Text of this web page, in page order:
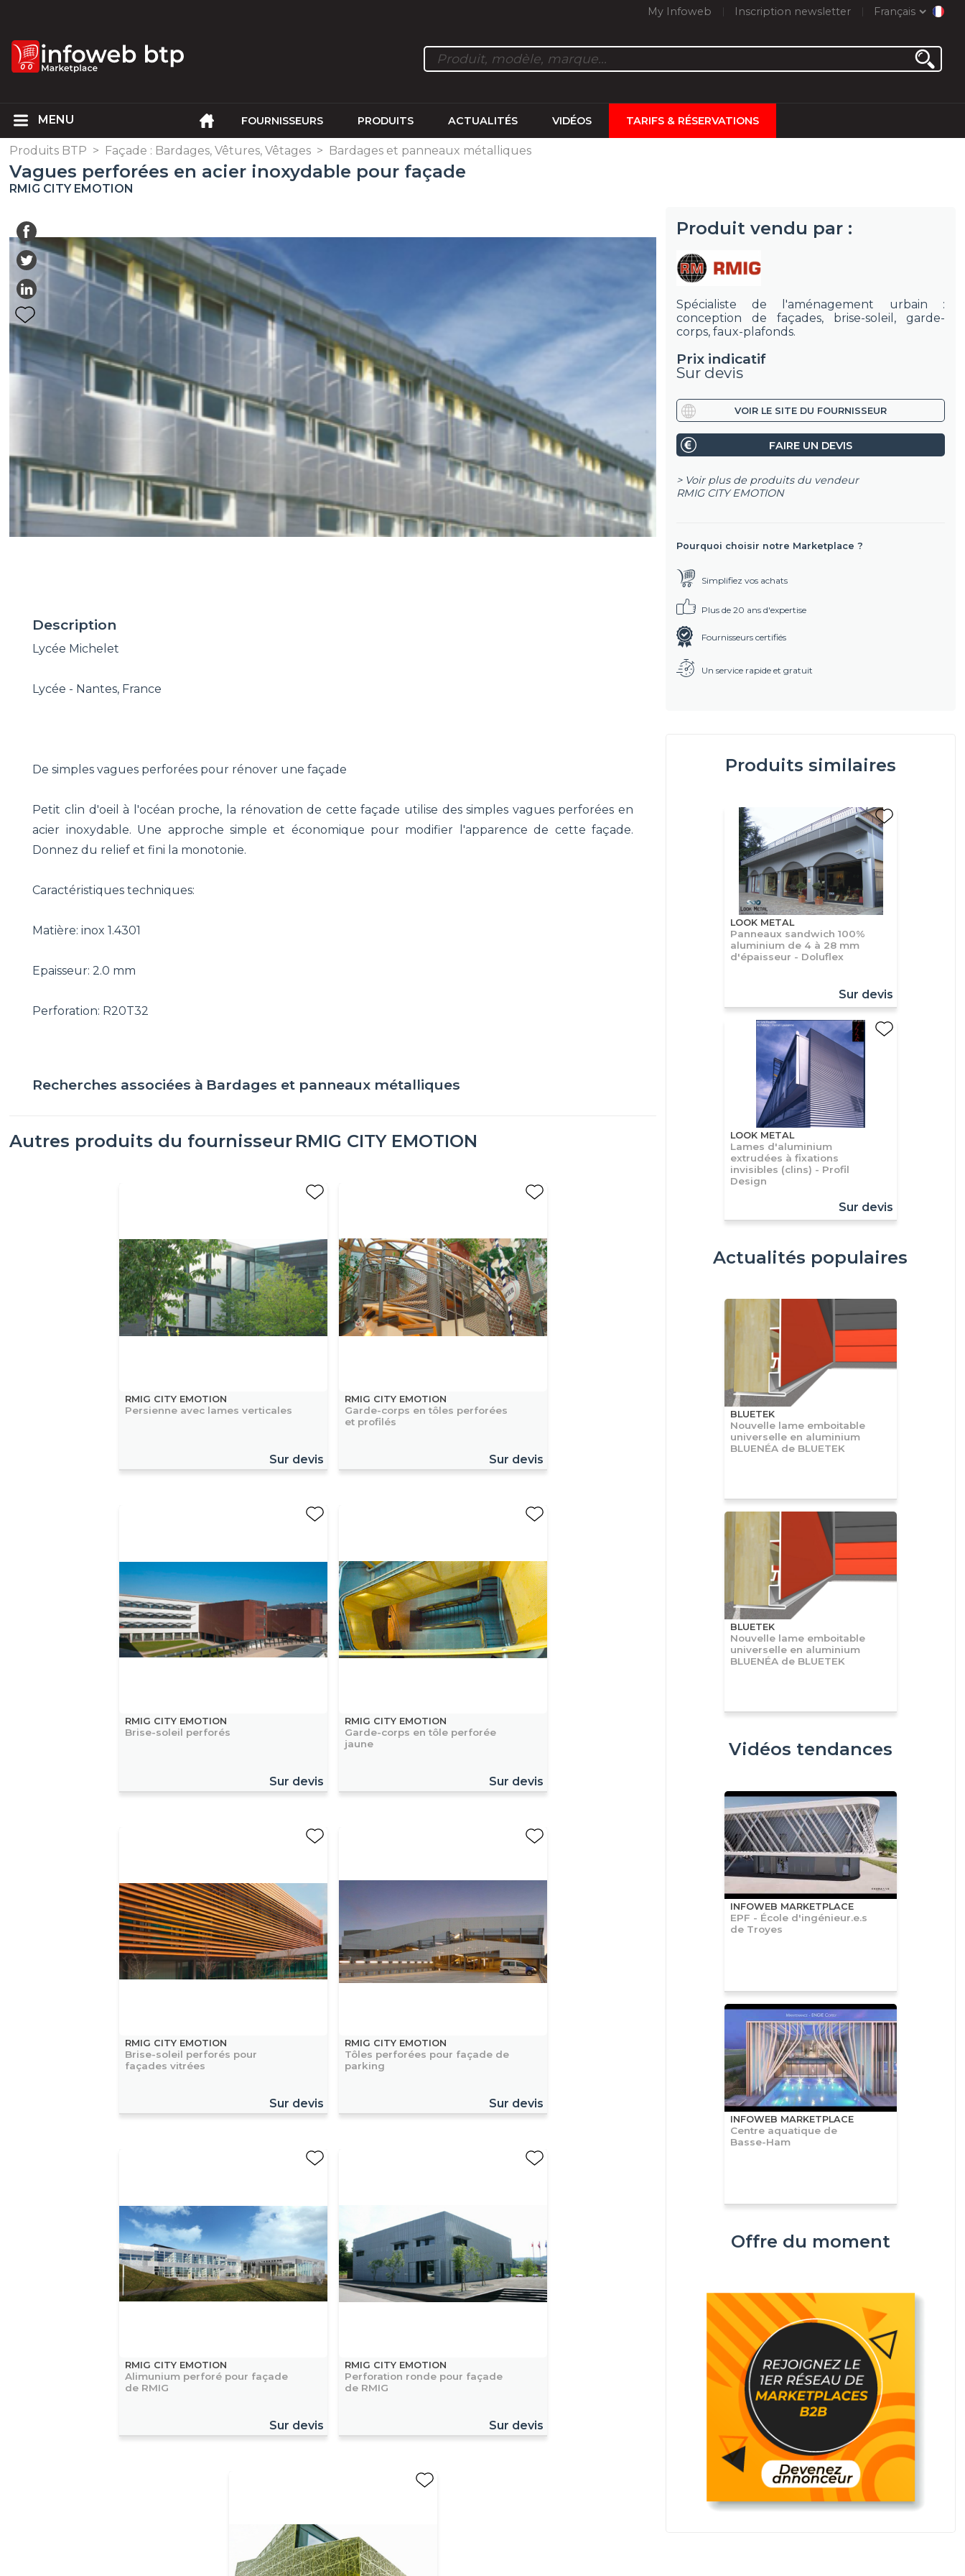
My Infoweb Inscription newsletter Français
FOURNISSEURS PRODUITS ACTUALITÉS VIDÉOS TARIFS & RÉSERVATIONS
Produits BTP > Façade : Bardages, Vêtures, Vêtages > Bardages et panneaux métalliques
Vagues perforées en acier inoxydable pour façade
RMIG CITY EMOTION
Description
Lycée Michelet
Lycée - Nantes, France
De simples vagues perforées pour rénover une façade
Petit clin d'oeil à l'océan proche, la rénovation de cette façade utilise des simples vagues perforées en
acier inoxydable. Une approche simple et économique pour modifier l'apparence de cette façade.
Donnez du relief et fini la monotonie.
Caractéristiques techniques:
Matière: inox 1.4301
Epaisseur: 2.0 mm
Perforation: R20T32
Recherches associées à Bardages et panneaux métalliques
Autres produits du fournisseur RMIG CITY EMOTION
RMIG CITY EMOTION
Persienne avec lames verticales
Sur devis
RMIG CITY EMOTION
Garde-corps en tôles perforées
et profilés
Sur devis
RMIG CITY EMOTION
Brise-soleil perforés
Sur devis
RMIG CITY EMOTION
Garde-corps en tôle perforée
jaune
Sur devis
RMIG CITY EMOTION
Brise-soleil perforés pour
façades vitrées
Sur devis
RMIG CITY EMOTION
Tôles perforées pour façade de
parking
Sur devis
RMIG CITY EMOTION
Alimunium perforé pour façade
de RMIG
Sur devis
RMIG CITY EMOTION
Perforation ronde pour façade
de RMIG
Sur devis
Produit vendu par :
Spécialiste de l'aménagement urbain :
conception de façades, brise-soleil, garde-
corps, faux-plafonds.
Prix indicatif
Sur devis
VOIR LE SITE DU FOURNISSEUR
FAIRE UN DEVIS
> Voir plus de produits du vendeur
RMIG CITY EMOTION
Pourquoi choisir notre Marketplace ?
Simplifiez vos achats
Plus de 20 ans d'expertise
Fournisseurs certifiés
Un service rapide et gratuit
Produits similaires
LOOK METAL
Panneaux sandwich 100%
aluminium de 4 à 28 mm
d'épaisseur - Doluflex
Sur devis
LOOK METAL
Lames d'aluminium
extrudées à fixations
invisibles (clins) - Profil
Design
Sur devis
Actualités populaires
BLUETEK
Nouvelle lame emboitable
universelle en aluminium
BLUENÉA de BLUETEK
BLUETEK
Nouvelle lame emboitable
universelle en aluminium
BLUENÉA de BLUETEK
Vidéos tendances
INFOWEB MARKETPLACE
EPF - École d'ingénieur.e.s
de Troyes
INFOWEB MARKETPLACE
Centre aquatique de
Basse-Ham
Offre du moment